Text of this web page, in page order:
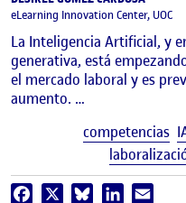
eLearning Innovation Center, UOC
La Inteligencia Artificial, y
generativa, está
el mercado laboral y es
aumento. …
competencias
Facebook BlueskyLinkedIn